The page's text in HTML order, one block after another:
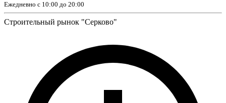
Ежедневно с 10:00 до 20:00
Строительный рынок "Серково"